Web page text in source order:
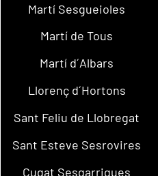
Martí Sesgueioles
Martí de Tous
Martí d´Albars
Llorenç d´Hortons
Sant Feliu de Llobregat
Sant Esteve Sesrovires
Cugat Sesgarrigues